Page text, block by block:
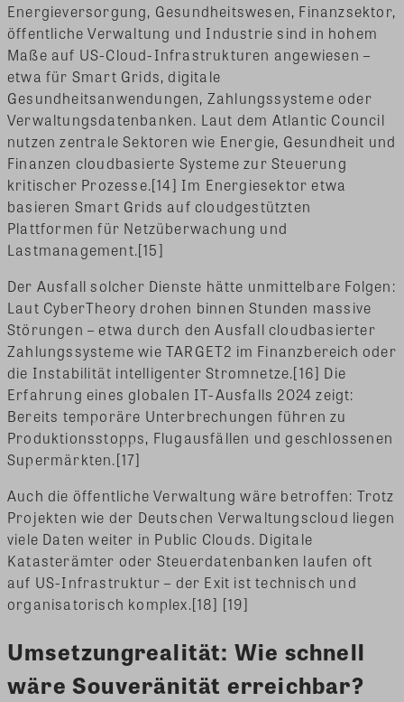
Energieversorgung, Gesundheitswesen, Finanzsektor,
öffentliche Verwaltung und Industrie sind in hohem
Maße auf US-Cloud-Infrastrukturen angewiesen –
etwa für Smart Grids, digitale
Gesundheitsanwendungen, Zahlungssysteme oder
Verwaltungsdatenbanken. Laut dem Atlantic Council
nutzen zentrale Sektoren wie Energie, Gesundheit und
Finanzen cloudbasierte Systeme zur Steuerung
kritischer Prozesse.[14] Im Energiesektor etwa
basieren Smart Grids auf cloudgestützten
Plattformen für Netzüberwachung und
Lastmanagement.[15]
Der Ausfall solcher Dienste hätte unmittelbare Folgen:
Laut CyberTheory drohen binnen Stunden massive
Störungen – etwa durch den Ausfall cloudbasierter
Zahlungssysteme wie TARGET2 im Finanzbereich oder
die Instabilität intelligenter Stromnetze.[16] Die
Erfahrung eines globalen IT-Ausfalls 2024 zeigt:
Bereits temporäre Unterbrechungen führen zu
Produktionsstopps, Flugausfällen und geschlossenen
Supermärkten.[17]
Auch die öffentliche Verwaltung wäre betroffen: Trotz
Projekten wie der Deutschen Verwaltungscloud liegen
viele Daten weiter in Public Clouds. Digitale
Katasterämter oder Steuerdatenbanken laufen oft
auf US-Infrastruktur – der Exit ist technisch und
organisatorisch komplex.[18] [19]
Umsetzungrealität: Wie schnell
wäre Souveränität erreichbar?